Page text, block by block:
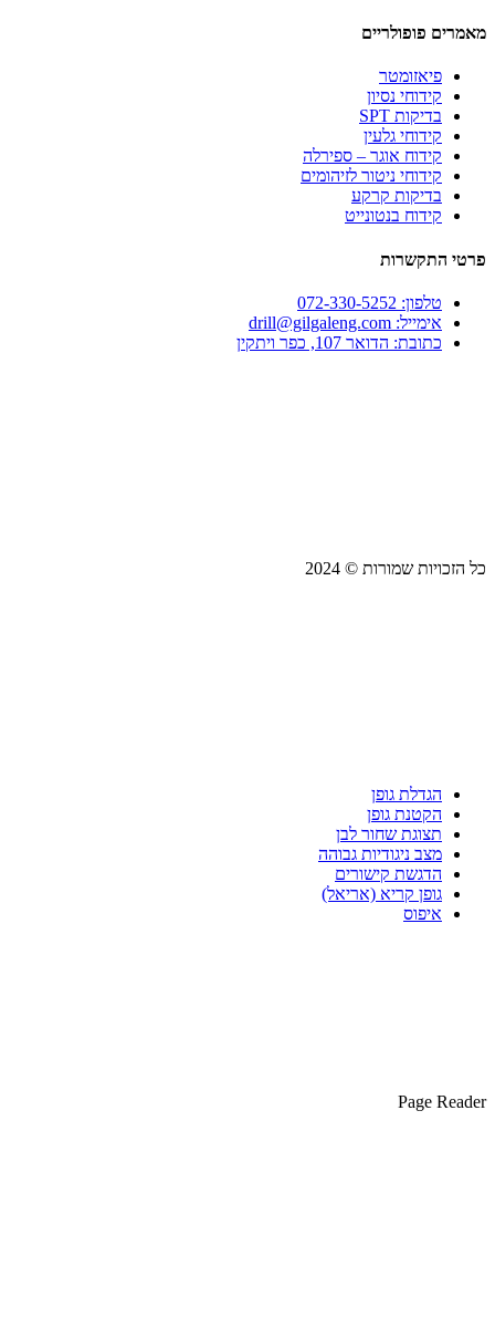
מאמרים פופולריים
פיאזומטר
קידוחי נסיון
בדיקות SPT
קידוחי גלעין
קידוח אוגר – ספירלה
קידוחי ניטור לזיהומים
בדיקות קרקע
קידוח בנטונייט
פרטי התקשרות
טלפון: 072-330-5252
אימייל: drill@gilgaleng.com
כתובת: הדואר 107, כפר ויתקין
כל הזכויות שמורות © 2024
הגדלת גופן
הקטנת גופן
תצוגת שחור לבן
מצב ניגודיות גבוהה
הדגשת קישורים
גופן קריא (אריאל)
איפוס
Page Reader